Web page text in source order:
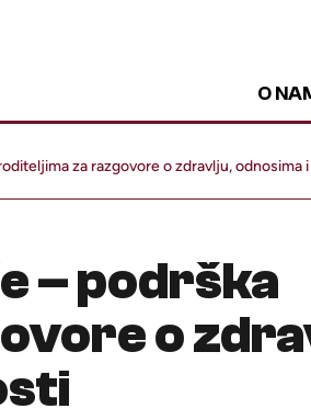
O
za razgovore o zdravlju, odnosima
– podrška
o